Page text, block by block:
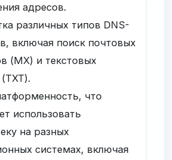
адресов.
различных типов DNS-
включая поиск почтовых
(MX) и текстовых
что
использовать
на разных
системах, включая